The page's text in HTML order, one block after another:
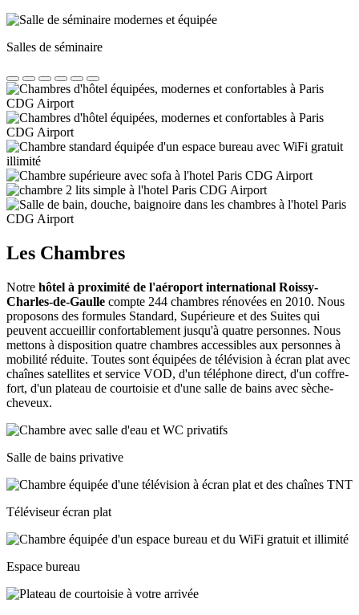
Salles de séminaire
Les Chambres
Notre hôtel à proximité de l'aéroport international Roissy-
Charles-de-Gaulle compte 244 chambres rénovées en 2010. Nous
proposons des formules Standard, Supérieure et des Suites qui
peuvent accueillir confortablement jusqu'à quatre personnes. Nous
mettons à disposition quatre chambres accessibles aux personnes à
mobilité réduite. Toutes sont équipées de télévision à écran plat avec
chaînes satellites et service VOD, d'un téléphone direct, d'un coffre-
fort, d'un plateau de courtoisie et d'une salle de bains avec sèche-
cheveux.
Salle de bains privative
Téléviseur écran plat
Espace bureau